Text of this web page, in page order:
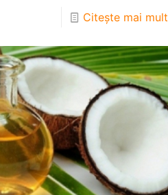
Citește mai mult